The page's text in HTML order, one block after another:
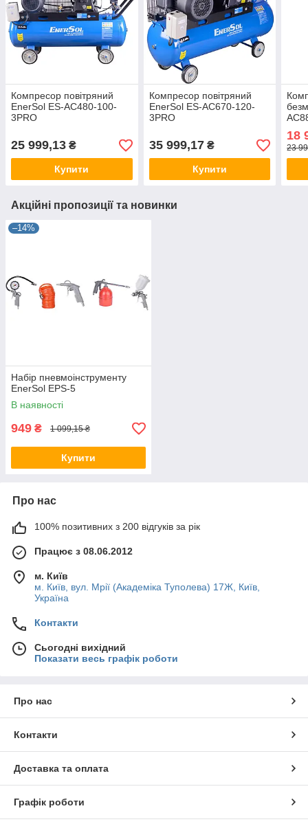
Компресор повітряний
EnerSol ES-AC480-100-
3PRO
25 999,13 ₴
Купити
Компресор повітряний
EnerSol ES-AC670-120-
3PRO
35 999,17₴
Купити
18
23
Акційні пропозиції та новинки
–14%
Набір пневмоінструменту
EnerSol EPS-5
В наявності
949 ₴ 1 099,15 ₴
Купити
Про нас
100% позитивних з 200 відгуків за рік
Працює з 08.06.2012
м. Київ
м. Київ, вул. Мрії (Академіка Туполева) 17Ж, Київ,
Україна
Контакти
Сьогодні вихідний
Показати весь графік роботи
Про нас
Контакти
Доставка та оплата
Графік роботи